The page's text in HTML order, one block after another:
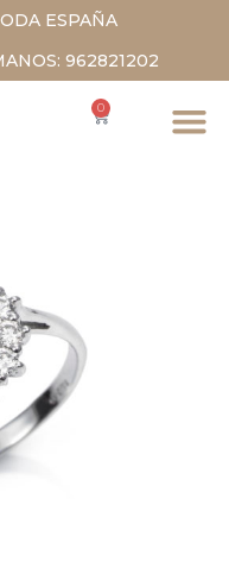
ESPAÑA
962821202
0